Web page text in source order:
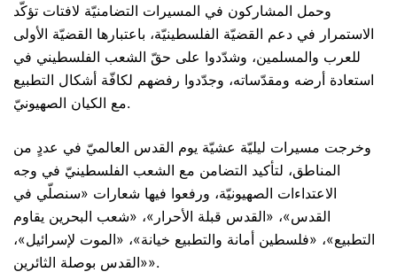
وحمل المشاركون في المسيرات التضامنيّة لافتات تؤكّد
الاستمرار في دعم القضيّة الفلسطينيّة، باعتبارها القضيّة الأولى
للعرب والمسلمين، وشدّدوا على حقّ الشعب الفلسطيني في
استعادة أرضه ومقدّساته، وجدّدوا رفضهم لكافّة أشكال التطبيع
مع الكيان الصهيونيّ.
وخرجت مسيرات ليليّة عشيّة يوم القدس العالميّ في عددٍ من
المناطق، لتأكيد التضامن مع الشعب الفلسطينيّ في وجه
الاعتداءات الصهيونيّة، ورفعوا فيها شعارات «سنصلّي في
القدس»، «القدس قبلة الأحرار»، «شعب البحرين يقاوم
التطبيع»، «فلسطين أمانة والتطبيع خيانة»، «الموت لإسرائيل»،
«القدس بوصلة الثائرين».